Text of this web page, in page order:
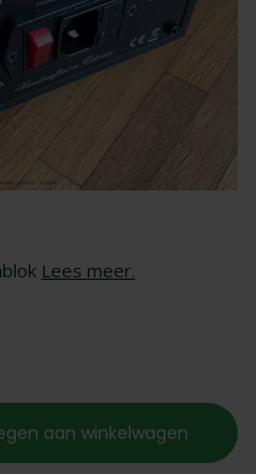
Lees meer.
aan winkelwagen